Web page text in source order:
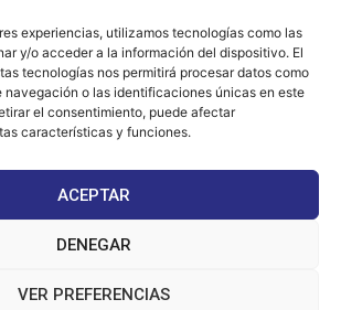
experiencias, utilizamos tecnologías como las
y/o acceder a la información del dispositivo. El
tecnologías nos permitirá procesar datos como
navegación o las identificaciones únicas en este
el consentimiento, puede afectar
características y funciones.
ACEPTAR
DENEGAR
VER PREFERENCIAS
Urbisur (Cita previa) 11130
(Cádiz)